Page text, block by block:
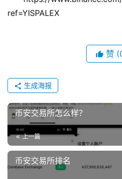
ref=YISPALEX
赞
生成海报
币安交易所怎么样？
上一篇
币安交易所排名